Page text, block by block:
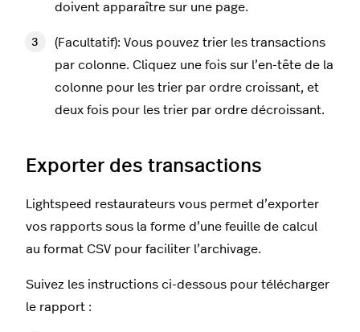
doivent apparaître sur une page.
(Facultatif): Vous pouvez trier les transactions
par colonne. Cliquez une fois sur l’en-tête de la
colonne pour les trier par ordre croissant, et
deux fois pour les trier par ordre décroissant.
Exporter des transactions
Lightspeed restaurateurs vous permet d’exporter
vos rapports sous la forme d’une feuille de calcul
au format CSV pour faciliter l’archivage.
Suivez les instructions ci-dessous pour télécharger
le rapport :